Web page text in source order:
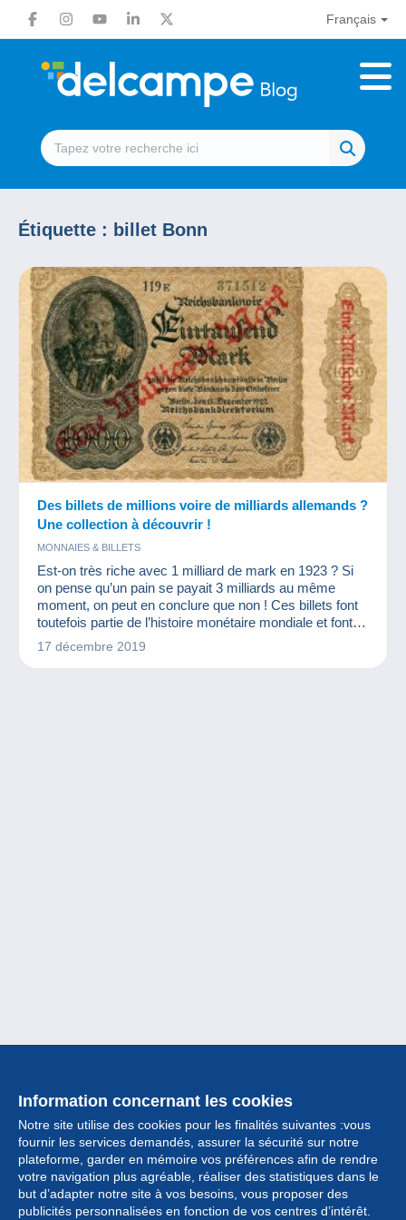
Français
Étiquette : billet Bonn
Des billets de millions voire de milliards allemands ?
Une collection à découvrir !
MONNAIES & BILLETS
Est-on très riche avec 1 milliard de mark en 1923 ? Si
on pense qu’un pain se payait 3 milliards au même
moment, on peut en conclure que non ! Ces billets font
toutefois partie de l’histoire monétaire mondiale et font le
bonheur des numismates et autres collectionneurs de
17 décembre 2019
Information concernant les cookies
Notre site utilise des cookies pour les finalités suivantes :vous
fournir les services demandés, assurer la sécurité sur notre
plateforme, garder en mémoire vos préférences afin de rendre
votre navigation plus agréable, réaliser des statistiques dans le
but d’adapter notre site à vos besoins, vous proposer des
publicités personnalisées en fonction de vos centres d’intérêt.
Collection